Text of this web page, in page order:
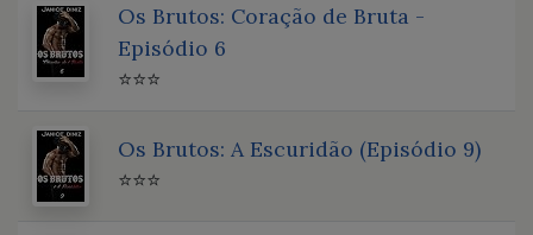
Os Brutos: Coração de Bruta -
Episódio 6
⭐⭐⭐
Os Brutos: A Escuridão (Episódio 9)
⭐⭐⭐